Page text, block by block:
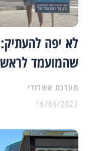
לא יפה
שהמועמד
מערכת אשדודי
16/06/2023